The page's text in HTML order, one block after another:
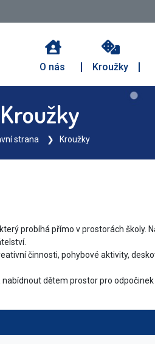
O nás Kroužky
Kroužky
strana Kroužky
probíhá přímo v prostorách
činnosti, pohybové aktivity,
dětem prostor pro